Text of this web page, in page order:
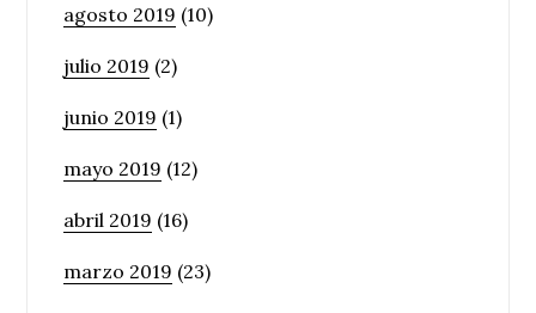
agosto 2019 (10)
julio 2019 (2)
junio 2019 (1)
mayo 2019 (12)
abril 2019 (16)
marzo 2019 (23)